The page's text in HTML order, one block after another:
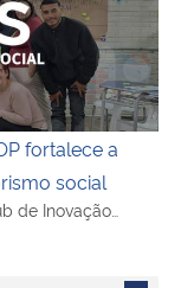
fortalece a
social
de Inovação…